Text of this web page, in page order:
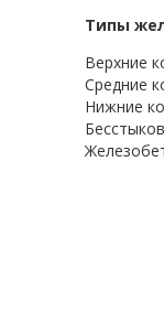
Типы
Верхние
Средние
Нижние